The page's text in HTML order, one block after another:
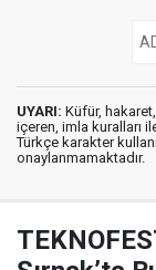
UYARI: Küfür,
içeren, imla kuralları
Türkçe karakter
onaylanmamaktadır.